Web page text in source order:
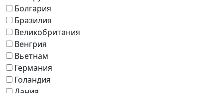
Болгария
Бразилия
Великобритания
Венгрия
Вьетнам
Германия
Голандия